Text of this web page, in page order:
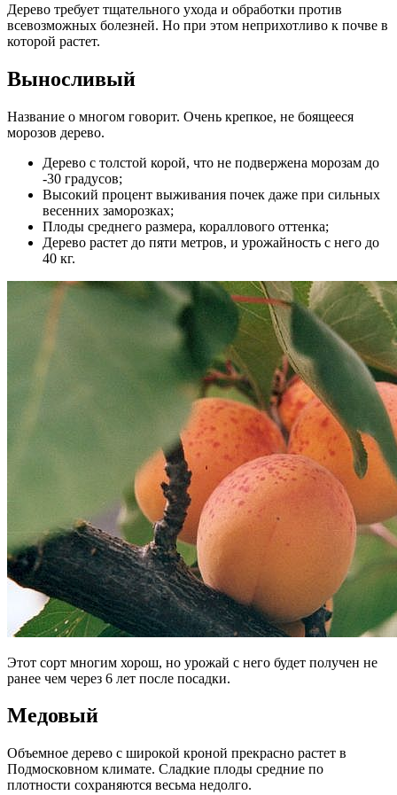
Дерево требует тщательного ухода и обработки против
всевозможных болезней. Но при этом неприхотливо к почве в
которой растет.
Выносливый
Название о многом говорит. Очень крепкое, не боящееся
морозов дерево.
Дерево с толстой корой, что не подвержена морозам до
-30 градусов;
Высокий процент выживания почек даже при сильных
весенних заморозках;
Плоды среднего размера, кораллового оттенка;
Дерево растет до пяти метров, и урожайность с него до
40 кг.
Этот сорт многим хорош, но урожай с него будет получен не
ранее чем через 6 лет после посадки.
Медовый
Объемное дерево с широкой кроной прекрасно растет в
Подмосковном климате. Сладкие плоды средние по
плотности сохраняются весьма недолго.